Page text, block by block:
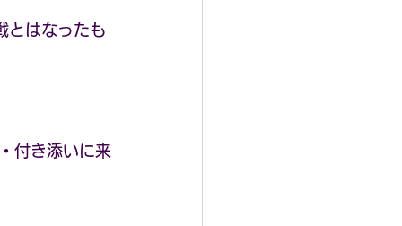
とはなったも
付き添いに来